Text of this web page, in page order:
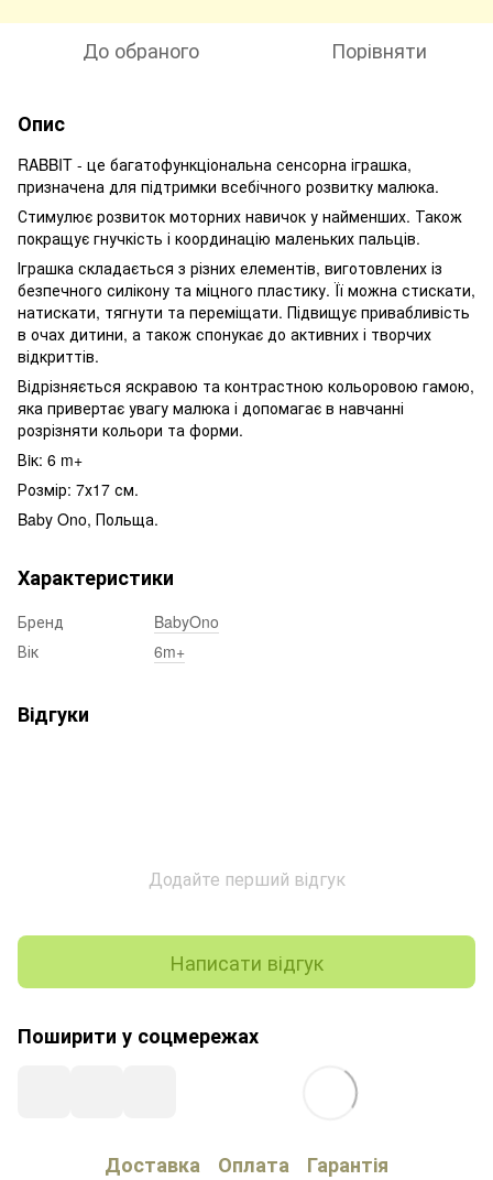
До обраного Порівняти
Опис
RABBIT - це багатофункціональна сенсорна іграшка,
призначена для підтримки всебічного розвитку малюка.
Стимулює розвиток моторних навичок у найменших. Також
покращує гнучкість і координацію маленьких пальців.
Іграшка складається з різних елементів, виготовлених із
безпечного силікону та міцного пластику. Її можна стискати,
натискати, тягнути та переміщати. Підвищує привабливість
в очах дитини, а також спонукає до активних і творчих
відкриттів.
Відрізняється яскравою та контрастною кольоровою гамою,
яка привертає увагу малюка і допомагає в навчанні
розрізняти кольори та форми.
Вiк: 6 m+
Розмір: 7х17 см.
Baby Ono, Польща.
Характеристики
Бренд
BabyOno
Вік
6m+
Відгуки
Додайте перший відгук
Написати відгук
Поширити у соцмережах
Доставка Оплата Гарантія